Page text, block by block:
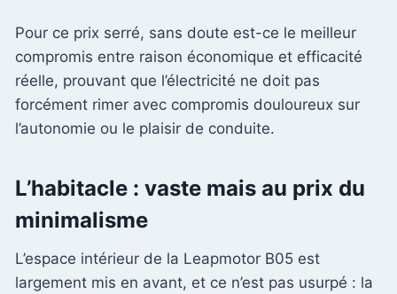
Pour ce prix serré, sans doute est-ce le meilleur
compromis entre raison économique et efficacité
réelle, prouvant que l’électricité ne doit pas
forcément rimer avec compromis douloureux sur
l’autonomie ou le plaisir de conduite.
L’habitacle : vaste mais au prix du
minimalisme
L’espace intérieur de la Leapmotor B05 est
largement mis en avant, et ce n’est pas usurpé : la